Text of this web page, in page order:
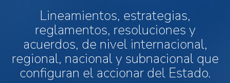
Lineamientos, estrategias,
reglamentos, resoluciones y
acuerdos, de nivel internacional,
regional, nacional y subnacional que
configuran el accionar del Estado.